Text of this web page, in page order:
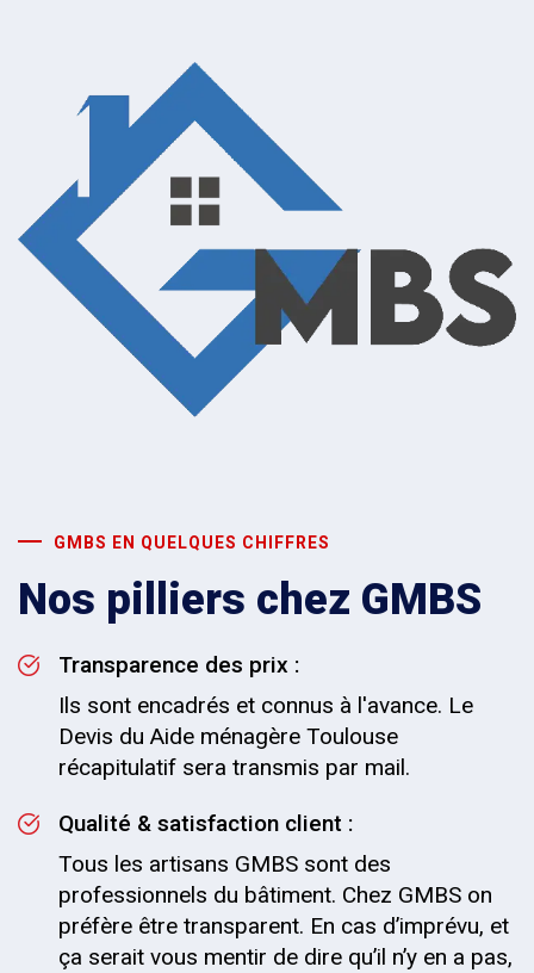
GMBS EN QUELQUES CHIFFRES
Nos pilliers chez GMBS
Transparence des prix :
Ils sont encadrés et connus à l'avance. Le
Devis du Aide ménagère Toulouse
récapitulatif sera transmis par mail.
Qualité & satisfaction client :
Tous les artisans GMBS sont des
professionnels du bâtiment. Chez GMBS on
préfère être transparent. En cas d’imprévu, et
ça serait vous mentir de dire qu’il n’y en a pas,